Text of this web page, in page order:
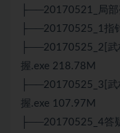
├──20170521_局部
├──20170525_1指
├──20170525_2[武
握.exe 218.78M
├──20170525_3[武
握.exe 107.97M
├──20170525_4答